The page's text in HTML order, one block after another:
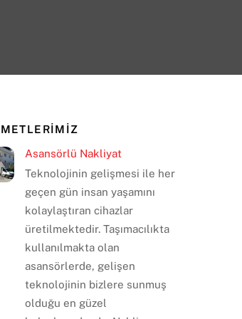
Asansörlü Nakliyat
Teknolojinin gelişmesi ile her
geçen gün insan yaşamını
kolaylaştıran cihazlar
üretilmektedir. Taşımacılıkta
kullanılmakta olan
asansörlerde, gelişen
teknolojinin bizlere sunmuş
olduğu en güzel